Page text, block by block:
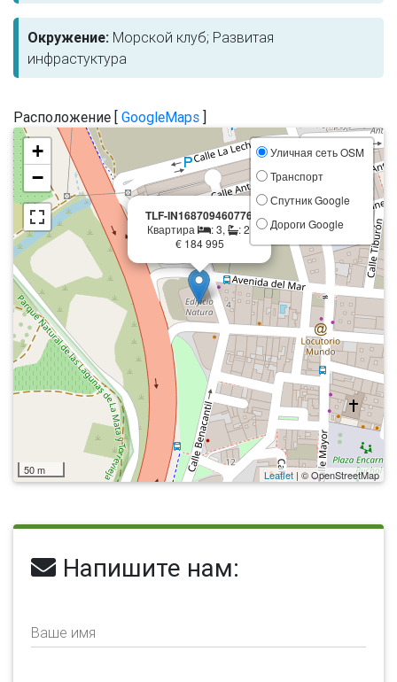
Окружение: Морской клуб; Развитая
инфрастуктура
Расположение [ GoogleMaps ]
TLF-IN168709460776
Квартира : 3,
: 2,
€ 184 995
×
+
−
Уличная сеть OSM
Транспорт
Спутник Google
Дороги Google
50 m Leaflet | © OpenStreetMap
Напишите нам:
Ваше имя